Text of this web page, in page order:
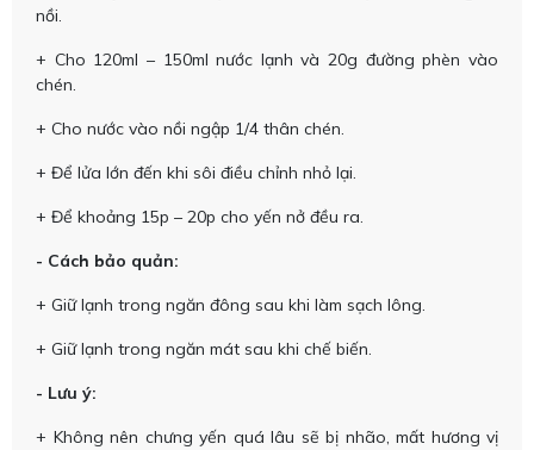
nồi.
+ Cho 120ml – 150ml nước lạnh và 20g đường phèn vào
chén.
+ Cho nước vào nồi ngập 1/4 thân chén.
+ Để lửa lớn đến khi sôi điều chỉnh nhỏ lại.
+ Để khoảng 15p – 20p cho yến nở đều ra.
- Cách bảo quản:
+ Giữ lạnh trong ngăn đông sau khi làm sạch lông.
+ Giữ lạnh trong ngăn mát sau khi chế biến.
- Lưu ý:
+ Không nên chưng yến quá lâu sẽ bị nhão, mất hương vị